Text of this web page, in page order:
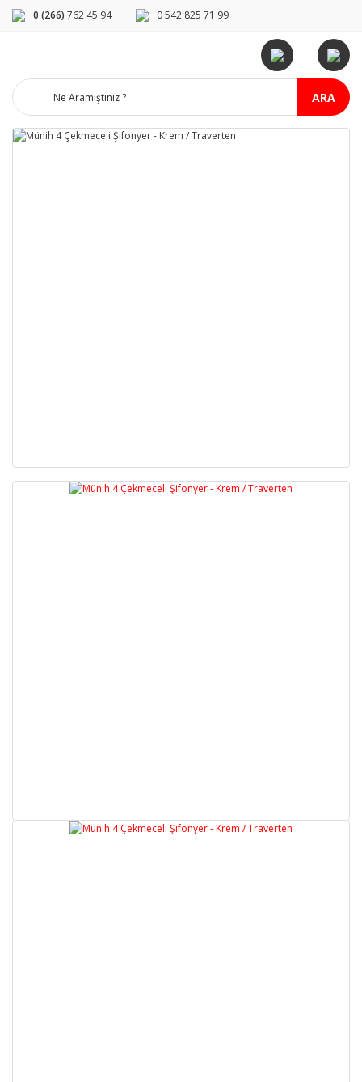
0 (266) 762 45 94 0 542 825 71 99
ARA